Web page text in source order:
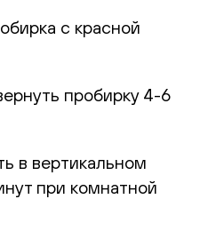
с красной
пробирку 4-6
в вертикальном
при комнатной